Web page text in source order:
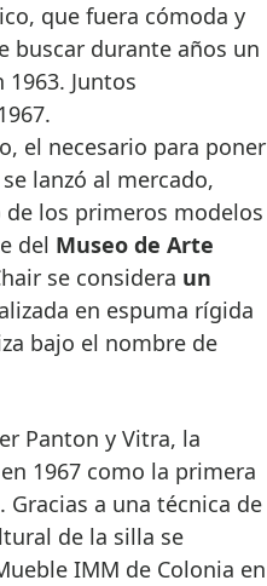
que fuera cómoda y
buscar durante años un
Juntos
el necesario para poner
lanzó al mercado,
los primeros modelos
del Museo de Arte
se considera un
en espuma rígida
bajo el nombre de
Panton y Vitra, la
1967 como la primera
a una técnica de
de la silla se
IMM de Colonia en